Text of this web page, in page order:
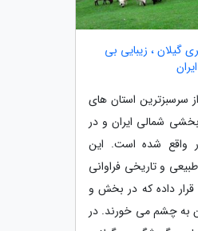
گیلان ، زیبایی بی
سرسبزترین استان های
شمالی ایران و در
واقع شده است. این
و تاریخی فراوانی
داده که در بخش و
به چشم می خورند. در